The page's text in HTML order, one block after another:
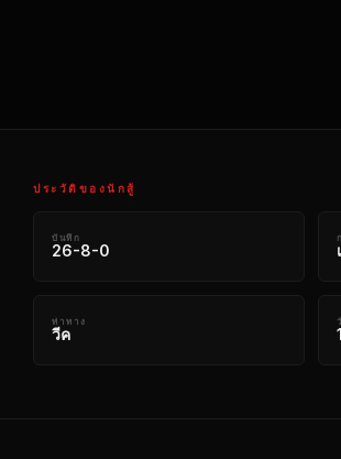
ประวัติของนักสู้
บันทึก
26-8-0
ท่าทาง
วีค